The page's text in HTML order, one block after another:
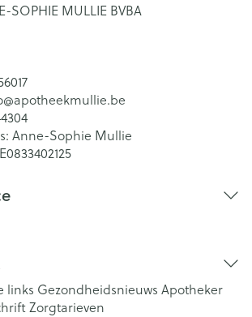
SOPHIE MULLIE BVBA
apotheekmullie.be
Anne-Sophie Mullie
links Gezondheidsnieuws Apotheker
Zorgtarieven